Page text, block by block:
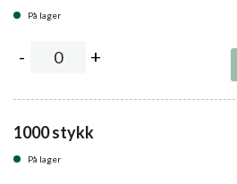
På lager
1000 stykk
På lager